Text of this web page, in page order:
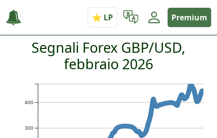
Premium
Segnali Forex GBP/USD,
febbraio 2026
300
400